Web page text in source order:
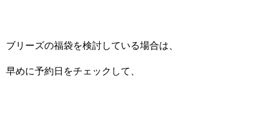
ブリーズの福袋を検討している場合は、
早めに予約日をチェックして、